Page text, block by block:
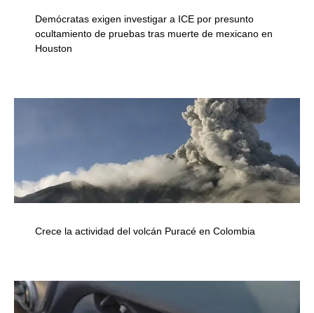
Demócratas exigen investigar a ICE por presunto
ocultamiento de pruebas tras muerte de mexicano en
Houston
Crece la actividad del volcán Puracé en Colombia